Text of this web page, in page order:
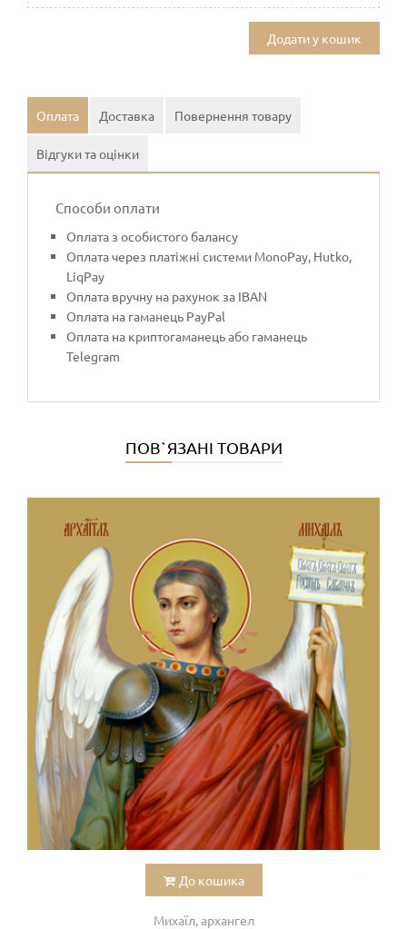
Додати у кошик
Оплата Доставка Повернення товару
Відгуки та оцінки
Способи оплати
Оплата з особистого балансу
Оплата через платіжні системи MonoPay, Hutko,
LiqPay
Оплата вручну на рахунок за IBAN
Оплата на гаманець PayPal
Оплата на криптогаманець або гаманець
Telegram
ПОВ`ЯЗАНІ ТОВАРИ
До кошика
Михаїл, архангел